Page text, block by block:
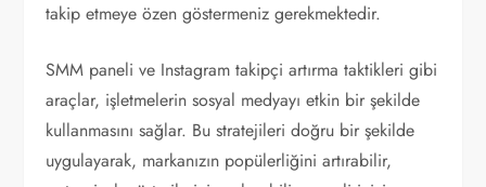
takip etmeye özen göstermeniz gerekmektedir.
SMM paneli ve Instagram takipçi artırma taktikleri gibi
araçlar, işletmelerin sosyal medyayı etkin bir şekilde
kullanmasını sağlar. Bu stratejileri doğru bir şekilde
uygulayarak, markanızın popülerliğini artırabilir,